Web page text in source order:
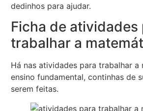
dedinhos para ajudar.
Ficha de atividades
trabalhar a
Há nas atividades para trabalhar a
ensino fundamental, continhas de
serem feitas.